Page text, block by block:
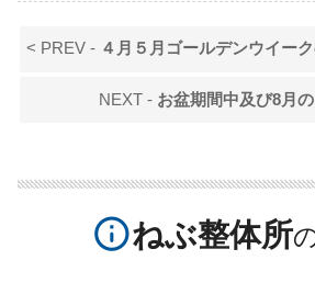
< PREV - ４月５月ゴールデンウイークの
NEXT - お盆期間中及び8月
info_outlineねぶ整体所